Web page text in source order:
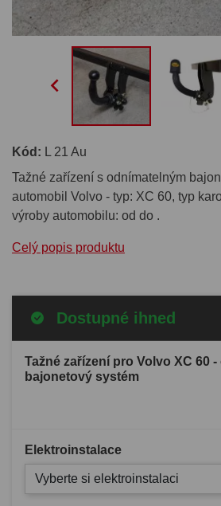

Kód: L 21 Au
Tažné zařízení s odnímatelným
automobil Volvo - typ: XC 60, typ
výroby automobilu: od do .
Celý popis produktu
Dostupné ihned
Tažné zařízení pro Volvo XC 60
bajonetový systém
Elektroinstalace
Vyberte si elektroinstalaci